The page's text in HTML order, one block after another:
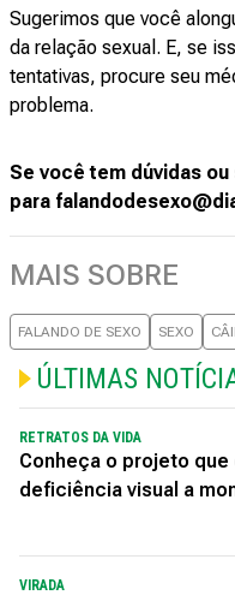
Sugerimos que você
da relação sexual. E, se
tentativas, procure seu
problema.
Se você tem dúvidas
para
MAIS SOBRE
FALANDO DE SEXO SEXO
ÚLTIMAS
RETRATOS DA VIDA
Conheça o projeto
deficiência visual a
VIRADA